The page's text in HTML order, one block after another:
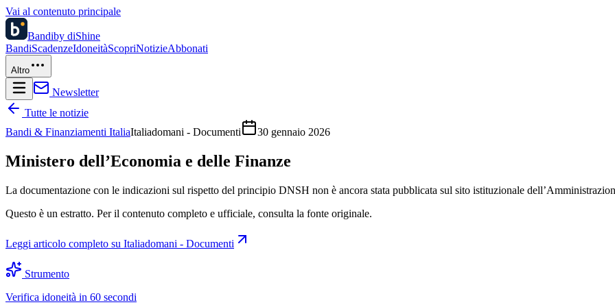
Vai al contenuto principale
Bandiby diShine
BandiScadenzeIdoneitàScopriNotizieAbbonati
Altro
Newsletter
Tutte le notizie
Bandi & Finanziamenti ItaliaItaliadomani - Documenti 30 gennaio 2026
Ministero dell’Economia e delle Finanze
La documentazione con le indicazioni sul rispetto del principio DNSH non è ancora stata pubblicata sul sito istituzionale
Questo è un estratto. Per il contenuto completo e ufficiale, consulta la fonte originale.
Leggi articolo completo su Italiadomani - Documenti
Strumento
Verifica idoneità in 60 secondi